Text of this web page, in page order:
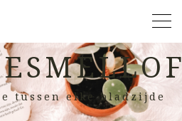
tussen elke bladzijde